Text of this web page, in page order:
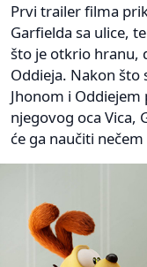
Prvi trailer filma
Garfielda sa ulice,
što je otkrio hranu,
Oddieja. Nakon što
Jhonom i
njegovog oca Vica,
će ga naučiti